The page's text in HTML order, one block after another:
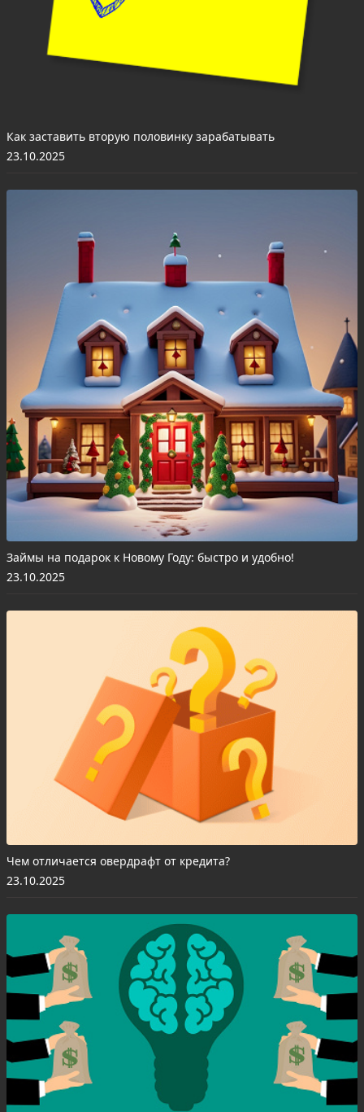
Как заставить вторую половинку зарабатывать
23.10.2025
Займы на подарок к Новому Году: быстро и удобно!
23.10.2025
Чем отличается овердрафт от кредита?
23.10.2025